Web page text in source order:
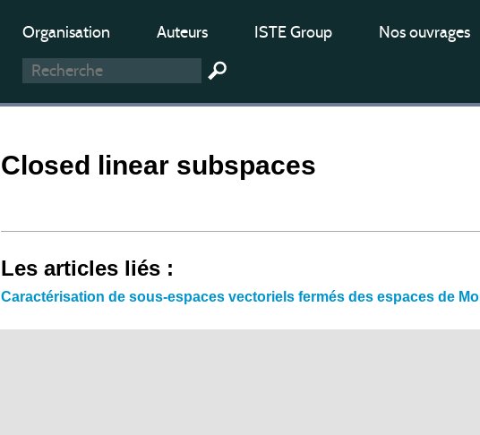
Organisation Auteurs ISTE Group Nos ouvrages
Closed linear subspaces
Les articles liés :
Caractérisation de sous-espaces vectoriels fermés des espaces de